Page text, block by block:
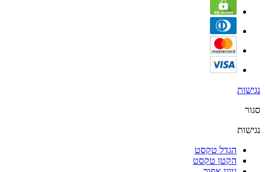
נגישות
סגור
נגישות
הגדל טקסט
הקטן טקסט